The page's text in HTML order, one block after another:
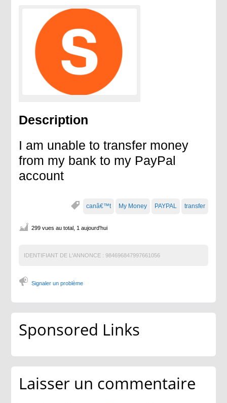
Description
I am unable to transfer money
from my bank to my PayPal
account
canâ€™t My Money PAYPAL transfer
299 vues au total, 1 aujourd'hui
IDENTIFIANT DE L'ANNONCE : 984696847997661056
Signaler un problème
Sponsored Links
Laisser un commentaire